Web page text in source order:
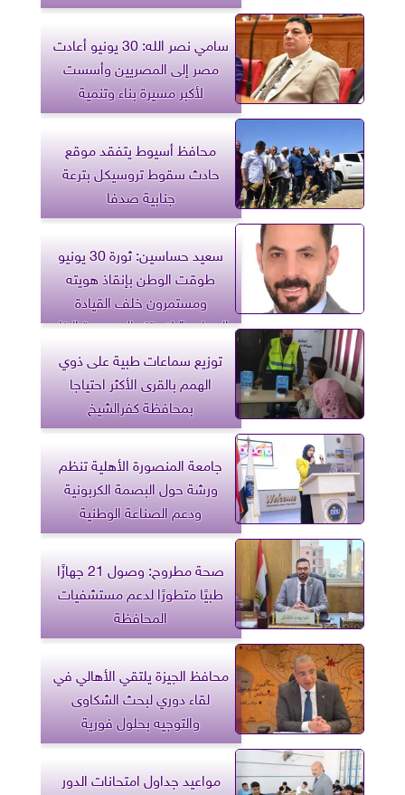
سامي نصر الله: 30 يونيو أعادت
مصر إلى المصريين وأسست
لأكبر مسيرة بناء وتنمية
محافظ أسيوط يتفقد موقع
حادث سقوط تروسيكل بترعة
جنابية صدفا
سعيد حساسين: ثورة 30 يونيو
طوقت الوطن بإنقاذ هويته
ومستمرون خلف القيادة
السياسية لاستكمال مسيرة البناء
توزيع سماعات طبية على ذوي
الهمم بالقرى الأكثر احتياجا
بمحافظة كفرالشيخ
جامعة المنصورة الأهلية تنظم
ورشة حول البصمة الكربونية
ودعم الصناعة الوطنية
صحة مطروح: وصول 21 جهازًا
طبيًا متطورًا لدعم مستشفيات
المحافظة
محافظ الجيزة يلتقي الأهالي في
لقاء دوري لبحث الشكاوى
والتوجيه بحلول فورية
مواعيد جداول امتحانات الدور